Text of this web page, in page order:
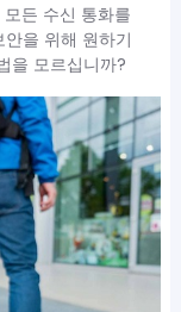
든 수신 통화를
을 위해 원하기
을 모르십니까?